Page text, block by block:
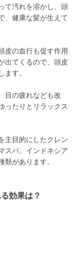
て汚れを溶かし、頭
、健康な髪が生えて
皮の血行も促す作用
出てくるので、頭皮
ます。
目の疲れなども改
ったりとリラックス
主目的にしたクレン
スパ、インドネシア
類があります。
効果は？